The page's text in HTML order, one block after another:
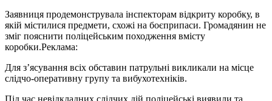
Заявниця продемонструвала інспекторам відкриту коробку, в
якій містилися предмети, схожі на боєприпаси. Громадянин не
зміг пояснити поліцейським походження вмісту
коробки.Реклама:
Для зʼясування всіх обставин патрульні викликали на місце
слідчо-оперативну групу та вибухотехніків.